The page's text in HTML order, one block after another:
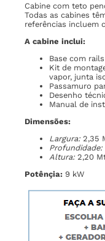
Cabine com teto
Todas as cabines
referências incluem
A cabine inclui:
Base com
Kit de
vapor, junta
Passamuro
Desenho
Manual de
Dimensões:
Largura: 2,35
Profundidade:
Altura: 2,20
Potênçia: 9 kW